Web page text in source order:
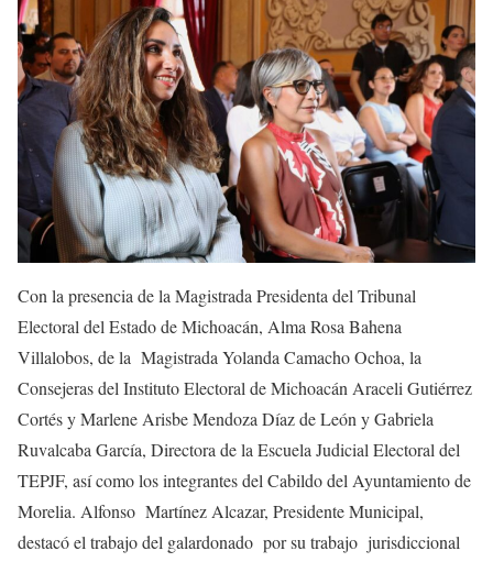
Con la presencia de la Magistrada Presidenta del Tribunal
Electoral del Estado de Michoacán, Alma Rosa Bahena
Villalobos, de la Magistrada Yolanda Camacho Ochoa, la
Consejeras del Instituto Electoral de Michoacán Araceli Gutiérrez
Cortés y Marlene Arisbe Mendoza Díaz de León y Gabriela
Ruvalcaba García, Directora de la Escuela Judicial Electoral del
TEPJF, así como los integrantes del Cabildo del Ayuntamiento de
Morelia. Alfonso Martínez Alcazar, Presidente Municipal,
destacó el trabajo del galardonado por su trabajo jurisdiccional